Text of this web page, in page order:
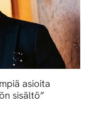
asioita
sisältö”